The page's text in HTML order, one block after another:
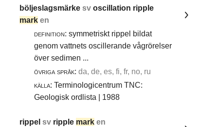
böljeslagsmärkesvoscillation ripple
mark en
definition: symmetriskt rippel bildat
genom vattnets oscillerande vågrörelser
över sedimen ...
övriga språk: da, de, es, fi, fr, no, ru
källa: Terminologicentrum TNC:
Geologisk ordlista | 1988
rippelsv ripple mark en